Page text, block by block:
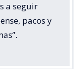
a seguir
pacos y